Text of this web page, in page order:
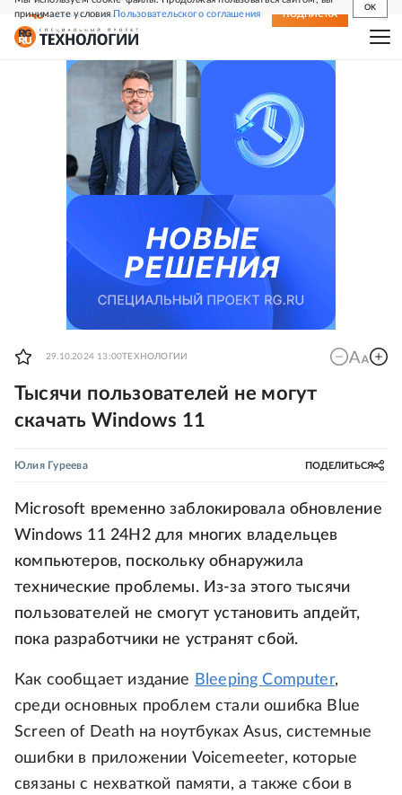
принимаете условияПользовательского соглашения
OK
СВЕЖИЙ НОМЕР ПОДПИСКА
29.10.2024 13:00ТЕХНОЛОГИИ
Тысячи пользователей не могут
скачать Windows 11
Юлия Гуреева ПОДЕЛИТЬСЯ
Microsoft временно заблокировала обновление
Windows 11 24H2 для многих владельцев
компьютеров, поскольку обнаружила
технические проблемы. Из-за этого тысячи
пользователей не смогут установить апдейт,
пока разработчики не устранят сбой.
Как сообщает издание Bleeping Computer,
среди основных проблем стали ошибка Blue
Screen of Death на ноутбуках Asus, системные
ошибки в приложении Voicemeeter, которые
связаны с нехваткой памяти, а также сбои в